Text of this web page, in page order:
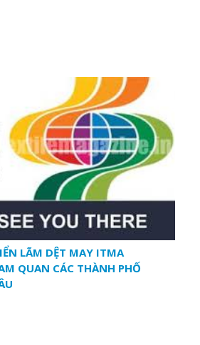
LÃM DỆT MAY ITMA
QUAN CÁC THÀNH PHỐ